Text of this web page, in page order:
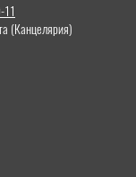
(Канцелярия)